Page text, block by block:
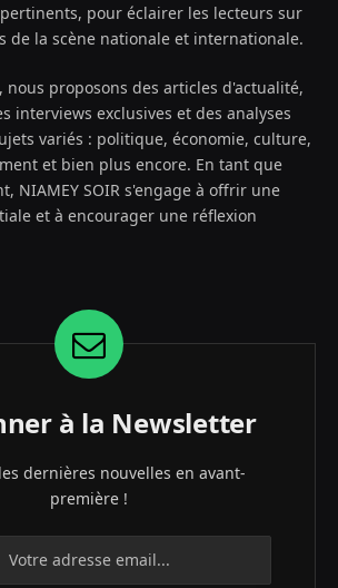
pour éclairer les lecteurs sur
de la scène nationale et internationale.
nous proposons des articles d'actualité,
interviews exclusives et des analyses
variés : politique, économie, culture,
et bien plus encore. En tant que
NIAMEY SOIR s'engage à offrir une
et à encourager une réflexion
à la Newsletter
dernières nouvelles en avant-
première !